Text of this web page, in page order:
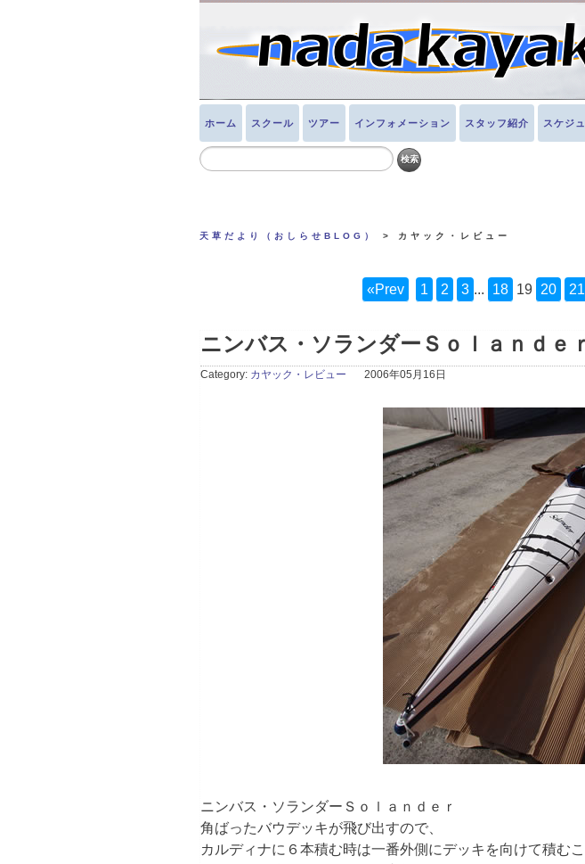
ホーム スクール ツアー インフォメーション スタッフ紹介 スケジ
天草だより（おしらせBLOG） > カヤック・レビュー
«Prev 1 2 3 ... 18 19 20 21
ニンバス・ソランダーＳｏｌａ
Category: カヤック・レビュー 2006年05月16日
ニンバス・ソランダーＳｏｌａｎｄｅｒ
角ばったバウデッキが飛び出すので、
カルディナに６本積む時は一番外側にデッキを向けて積むこ